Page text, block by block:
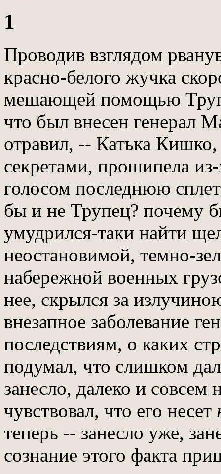
1
Проводив взглядом
красно-белого жучка
мешающей помощью
что был внесен генерал
отравил, -- Катька
секретами, прошипела
голосом последнюю
бы и не Трупец? почему
умудрился-таки найти
неостановимой, темно-
набережной военных
нее, скрылся за
внезапное заболевание
последствиям, о каких
подумал, что слишком
занесло, далеко и
чувствовал, что его несет
теперь -- занесло уже,
сознание этого факта